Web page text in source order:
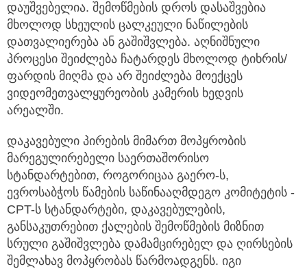
დაუშვებელია. შემოწმების დროს დასაშვებია
მხოლოდ სხეულის ცალკეული ნაწილების
დათვალიერება ან გაშიშვლება. აღნიშნული
პროცესი შეიძლება ჩატარდეს მხოლოდ ტიხრის/
ფარდის მიღმა და არ შეიძლება მოექცეს
ვიდეომეთვალყურეობის კამერის ხედვის
არეალში.
დაკავებული პირების მიმართ მოპყრობის
მარეგულირებელი საერთაშორისო
სტანდარტებით, როგორიცაა გაერო-ს,
ევროსაბჭოს წამების საწინააღმდეგო კომიტეტის -
CPT-ს სტანდარტები, დაკავებულების,
განსაკუთრებით ქალების შემოწმების მიზნით
სრული გაშიშვლება დამამცირებელ და ღირსების
შემლახავ მოპყრობას წარმოადგენს. იგი